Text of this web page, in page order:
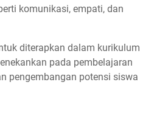
komunikasi, empati, dan
diterapkan dalam kurikulum
pada pembelajaran
pengembangan potensi siswa